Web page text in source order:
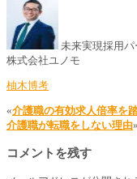
未来実現採用パ
株式会社ユノモ
柚木博考
«介護職の有効求人倍率を
介護職が転職をしない理由»
コメントを残す